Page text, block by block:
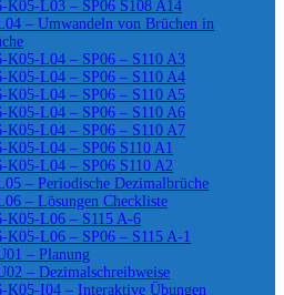
K05-L03 – SP06 S108 A14
– Umwandeln von Brüchen in
K05-L04 – SP06 – S110 A3
K05-L04 – SP06 – S110 A4
K05-L04 – SP06 – S110 A5
K05-L04 – SP06 – S110 A6
K05-L04 – SP06 – S110 A7
K05-L04 – SP06 S110 A1
K05-L04 – SP06 S110 A2
– Periodische Dezimalbrüche
– Lösungen Checkliste
K05-L06 – S115 A-6
K05-L06 – SP06 – S115 A-1
– Planung
– Dezimalschreibweise
K05-I04 – Interaktive Übungen